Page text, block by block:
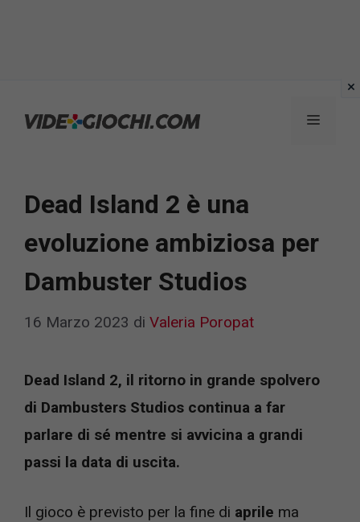
Menu
Dead Island 2 è una
evoluzione ambiziosa per
Dambuster Studios
16 Marzo 2023 di Valeria Poropat
Dead Island 2, il ritorno in grande spolvero
di Dambusters Studios continua a far
parlare di sé mentre si avvicina a grandi
passi la data di uscita.
Il gioco è previsto per la fine di aprile ma